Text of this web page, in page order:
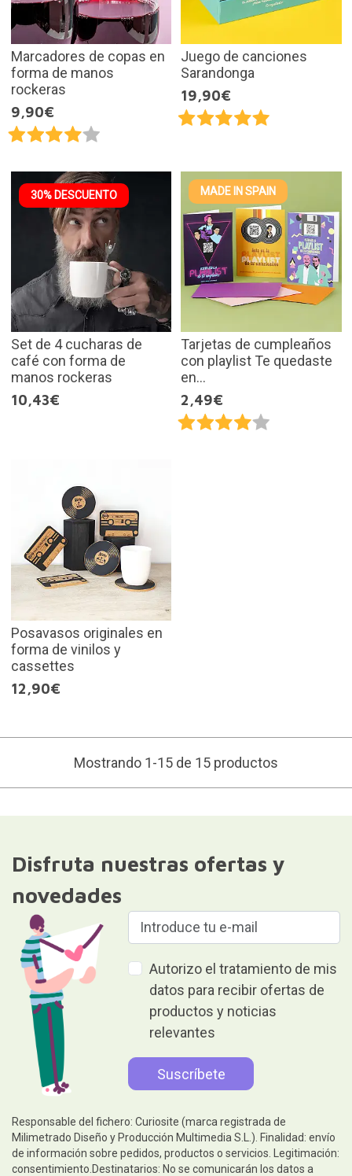
Marcadores de copas en
forma de manos
rockeras
9,90€
Juego de canciones
Sarandonga
19,90€
30% DESCUENTO
Set de 4 cucharas de
café con forma de
manos rockeras
10,43€
MADE IN SPAIN
Tarjetas de cumpleaños
con playlist Te quedaste
en...
2,49€
Posavasos originales en
forma de vinilos y
cassettes
12,90€
Mostrando 1-15 de 15 productos
Disfruta nuestras ofertas y
novedades
Autorizo el tratamiento de mis
datos para recibir ofertas de
productos y noticias
relevantes
Responsable del fichero: Curiosite (marca registrada de
Milimetrado Diseño y Producción Multimedia S.L.). Finalidad: envío
de información sobre pedidos, productos o servicios. Legitimación:
consentimiento.Destinatarios: No se comunicarán los datos a